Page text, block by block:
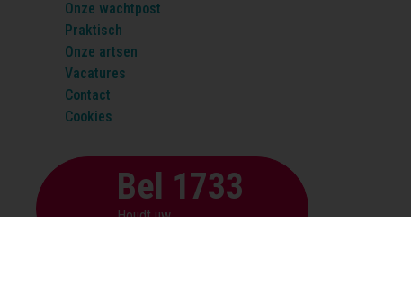
Onze wachtpost
Praktisch
Onze artsen
Vacatures
Contact
Cookies
Bel 1733
Houdt uw